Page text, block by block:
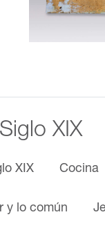
XIX
XIX Cocina
y lo común